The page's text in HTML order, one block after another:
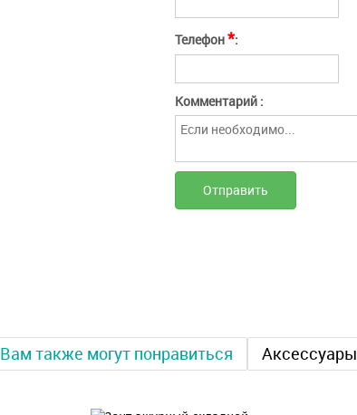
Телефон*:
Комментарий :
Вам также могут понравиться Аксессуары